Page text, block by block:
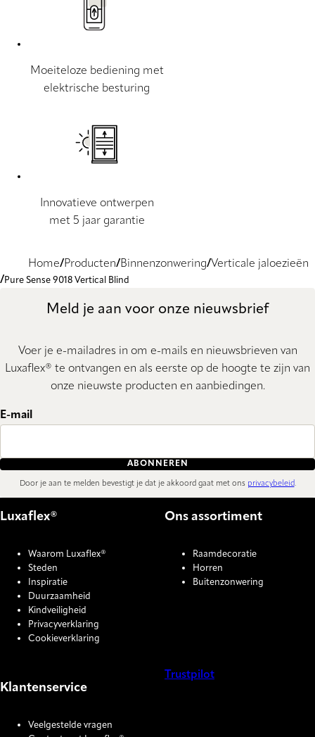
Moeiteloze bediening met
elektrische besturing
Innovatieve ontwerpen
met 5 jaar garantie
Home Producten Binnenzonwering Verticale jaloezieën
Pure Sense 9018 Vertical Blind
Meld je aan voor onze nieuwsbrief
Voer je e-mailadres in om e-mails en nieuwsbrieven van
Luxaflex® te ontvangen en als eerste op de hoogte te zijn van
onze nieuwste producten en aanbiedingen.
E-mail
ABONNEREN
Door je aan te melden bevestigt je dat je akkoord gaat met ons privacybeleid.
Luxaflex®
Waarom Luxaflex®
Steden
Inspiratie
Duurzaamheid
Kindveiligheid
Privacyverklaring
Cookieverklaring
Ons assortiment
Raamdecoratie
Horren
Buitenzonwering
Klantenservice
Veelgestelde vragen
Trustpilot